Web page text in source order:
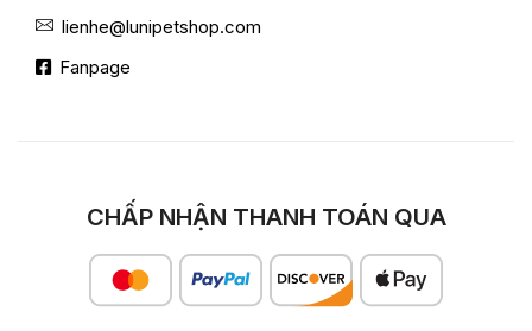
lienhe@lunipetshop.com
Fanpage
CHẤP NHẬN THANH TOÁN QUA